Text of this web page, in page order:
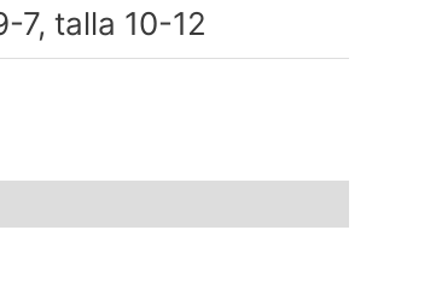
7, talla 10-12